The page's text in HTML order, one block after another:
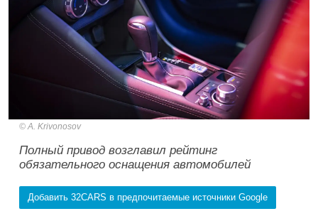
A. Krivonosov
Полный привод возглавил рейтинг
обязательного оснащения автомобилей
Добавить 32CARS в предпочитаемые источники Google